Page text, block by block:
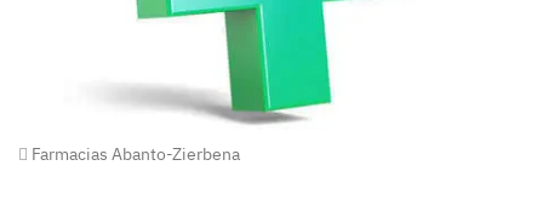
Farmacias Abanto-Zierbena